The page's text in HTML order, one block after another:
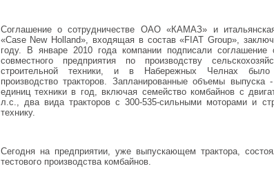
Соглашение о сотрудничестве ОАО «КАМАЗ» и
«Case New Holland», входящая в состав «FIAT Group»,
году. В январе 2010 года компании подписали соглашение
совместного предприятия по производству
строительной техники, и в Набережных Челнах было
производство тракторов. Запланированные объемы выпуска
единиц техники в год, включая семейство комбайнов с
л.с., два вида тракторов с 300-535-сильными моторами и
технику.
Сегодня на предприятии, уже выпускающем трактора,
тестового производства комбайнов.